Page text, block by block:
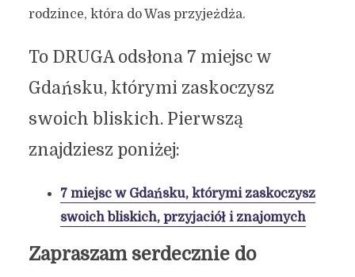
rodzince, która do Was przyjeżdża.
To DRUGA odsłona 7 miejsc w
Gdańsku, którymi zaskoczysz
swoich bliskich. Pierwszą
znajdziesz poniżej:
7 miejsc w Gdańsku, którymi zaskoczysz
swoich bliskich, przyjaciół i znajomych
Zapraszam serdecznie do